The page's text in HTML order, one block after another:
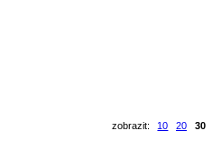
zobrazit:
10 20 30